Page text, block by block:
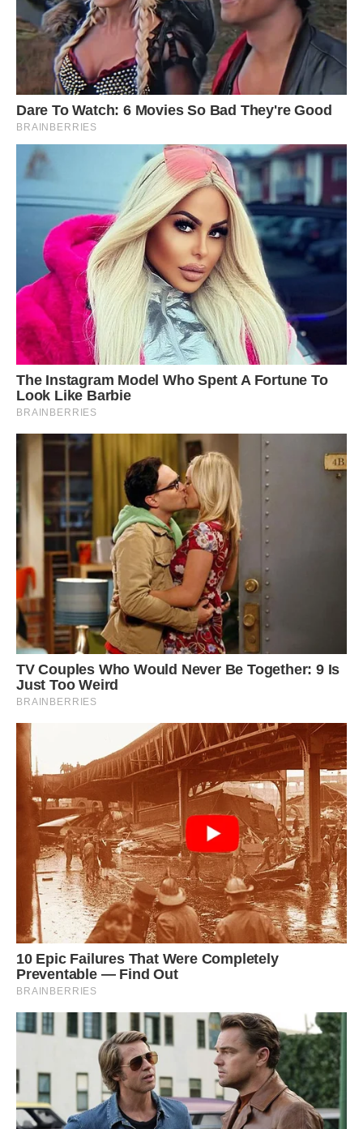
Готовність пирога визначаємо з допомогою дерев’яної
палички. Після звукового сигналу залишаємо пляцок у
мультиварці, на режимі «Підігрів» на 10-15 хвилин.
Виймаємо пляцок з мультиварки з допомогою підставки
для режиму «Пароварка».
Прикрашаємо пляцок за власними вподобаннями та
фантазіями.
Смачного!